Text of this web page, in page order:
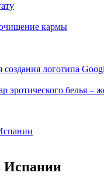
кармы
создания логотипа
эротического белья –